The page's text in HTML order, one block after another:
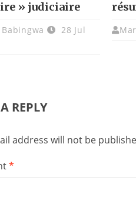
» judiciaire
28 Jul
REPLY
address will not be
*